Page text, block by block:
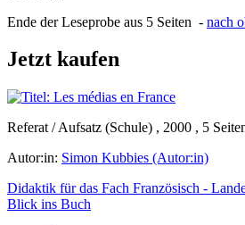
Ende der Leseprobe aus 5 Seiten - nach
Jetzt kaufen
Referat / Aufsatz (Schule) , 2000 , 5
Autor:in: Simon Kubbies (Autor:in)
Didaktik für das Fach Französisch -
Blick ins Buch